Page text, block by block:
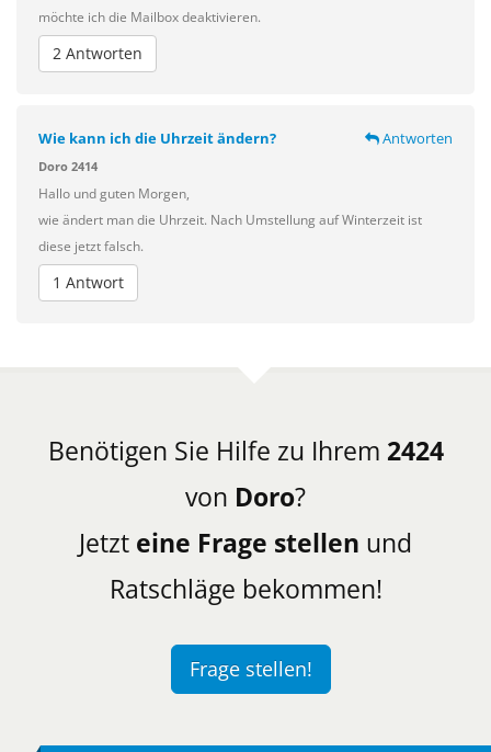
möchte ich die Mailbox deaktivieren.
2 Antworten
Wie kann ich die Uhrzeit ändern? Antworten
Doro 2414
Hallo und guten Morgen,
wie ändert man die Uhrzeit. Nach Umstellung auf Winterzeit ist
diese jetzt falsch.
1 Antwort
Benötigen Sie Hilfe zu Ihrem 2424
von Doro?
Jetzt eine Frage stellen und
Ratschläge bekommen!
Frage stellen!